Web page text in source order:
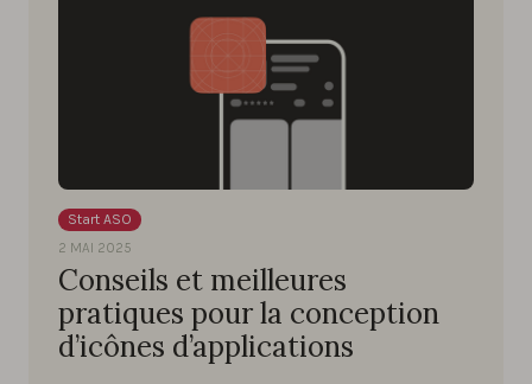
Start ASO
2 MAI 2025
Conseils et meilleures
pratiques pour la conception
d’icônes d’applications